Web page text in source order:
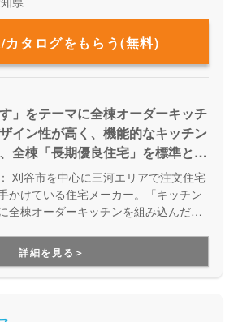
カタログをもらう(無料)
」をテーマに全棟オーダーキッチ
イン性が高く、機能的なキッチン
全棟「長期優良住宅」を標準と
らせる家、そしてメンテナンスの
ます。 予算を抑えて、内装はお
で、省エネで断熱性の高い家がい
刈谷市を中心に三河エリアで注文住宅
かけている住宅メーカー。「キッチン
全棟オーダーキッチンを組み込んだ家
づくり。手が届く価格でオーダーキッ
の家を建てられる点が大きな強みで
詳細を見る＞